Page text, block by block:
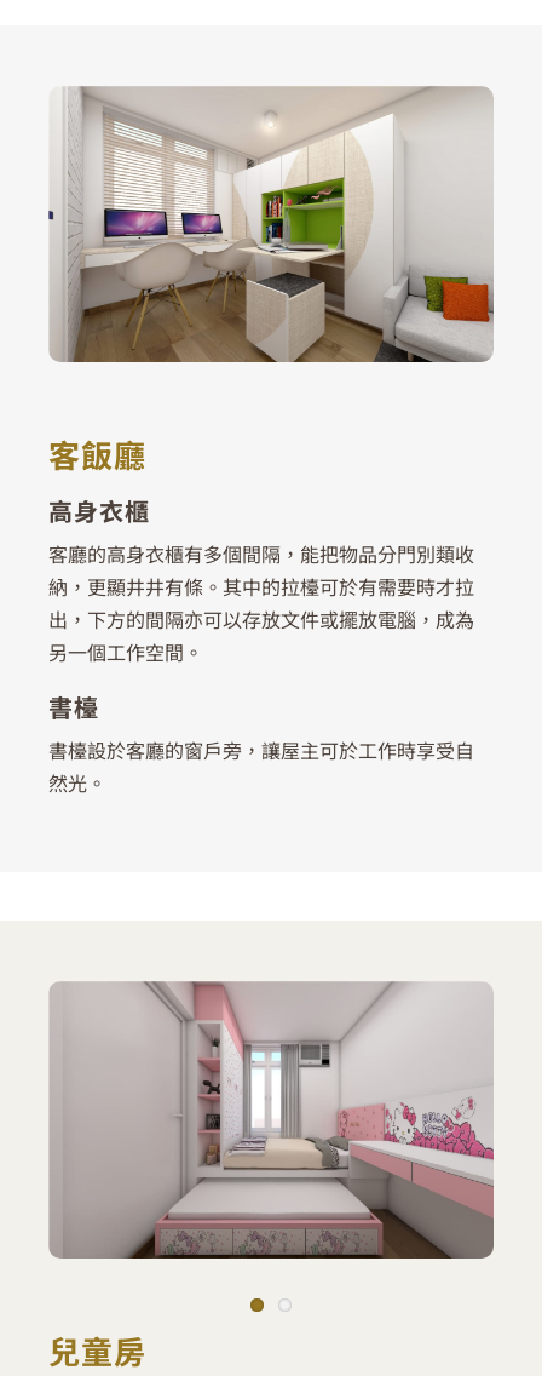
客飯廳
高身衣櫃
客廳的高身衣櫃有多個間隔，能把物品分門別類收
納，更顯井井有條。其中的拉檯可於有需要時才拉
出，下方的間隔亦可以存放文件或擺放電腦，成為
另一個工作空間。
書檯
書檯設於客廳的窗戶旁，讓屋主可於工作時享受自
然光。
兒童房